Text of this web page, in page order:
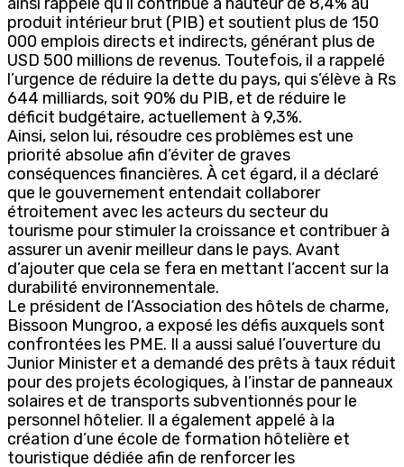
produit intérieur brut (PIB) et soutient plus de 150
000 emplois directs et indirects, générant plus de
USD 500 millions de revenus. Toutefois, il a rappelé
l’urgence de réduire la dette du pays, qui s’élève à Rs
644 milliards, soit 90% du PIB, et de réduire le
déficit budgétaire, actuellement à 9,3%.
Ainsi, selon lui, résoudre ces problèmes est une
priorité absolue afin d’éviter de graves
conséquences financières. À cet égard, il a déclaré
que le gouvernement entendait collaborer
étroitement avec les acteurs du secteur du
tourisme pour stimuler la croissance et contribuer à
assurer un avenir meilleur dans le pays. Avant
d’ajouter que cela se fera en mettant l’accent sur la
durabilité environnementale.
Le président de l’Association des hôtels de charme,
Bissoon Mungroo, a exposé les défis auxquels sont
confrontées les PME. Il a aussi salué l’ouverture du
Junior Minister et a demandé des prêts à taux réduit
pour des projets écologiques, à l’instar de panneaux
solaires et de transports subventionnés pour le
personnel hôtelier. Il a également appelé à la
création d’une école de formation hôtelière et
touristique dédiée afin de renforcer les